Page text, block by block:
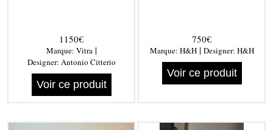
1150€
Marque: Vitra|
Designer: Antonio Citterio
Voir ce produit
750€
Marque: H&H| Designer: H&H
Voir ce produit